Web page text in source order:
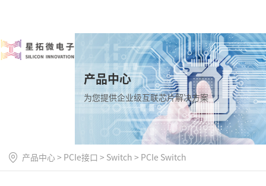
产品中心
为您提供企业级互联芯片解决方案
产品中心 > PCIe接口 > Switch > PCIe Switch